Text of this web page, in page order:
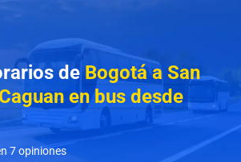
de Bogotá a San
en bus desde
7 opiniones